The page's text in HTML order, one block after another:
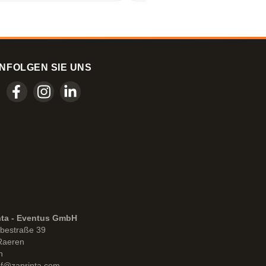
FOLGEN SIE UNS
- Eventus GmbH
39